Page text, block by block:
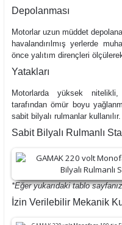
Depolanması
Motorlar uzun müddet
havalandırılmış yerlerde
önce yalıtım dirençleri
Yatakları
Motorlarda yüksek
tarafından ömür boyu
sabit bilyalı rulmanlar kullanılır.
Sabit Bilyalı Rulmanlı
*Eğer yukarıdaki tablo
İzin Verilebilir Mekanik